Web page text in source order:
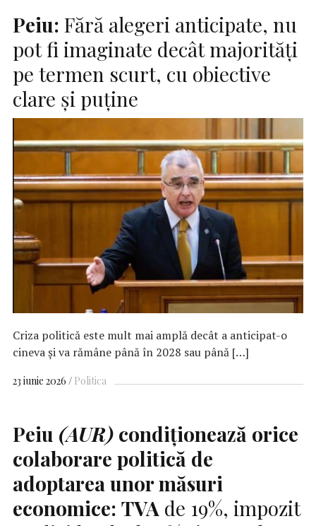
Peiu: Fără alegeri anticipate, nu
pot fi imaginate decât majorități
pe termen scurt, cu obiective
clare și puține
Criza politică este mult mai amplă decât a anticipat-o
cineva și va rămâne până în 2028 sau până […]
23 iunie 2026 Politica
Peiu (AUR) condiționează orice
colaborare politică de
adoptarea unor măsuri
economice: TVA de 19%, impozit